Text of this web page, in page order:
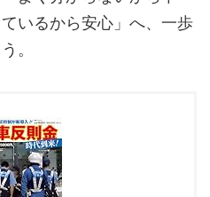
いるから安心」へ、一歩
。